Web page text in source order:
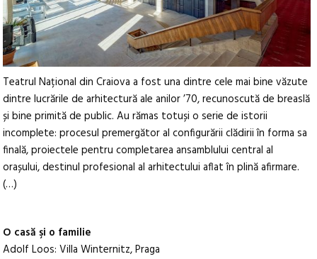
Teatrul Național din Craiova a fost una dintre cele mai bine văzute
dintre lucrările de arhitectură ale anilor ’70, recunoscută de breaslă
și bine primită de public. Au rămas totuși o serie de istorii
incomplete: procesul premergător al configurării clădirii în forma sa
finală, proiectele pentru completarea ansamblului central al
orașului, destinul profesional al arhitectului aflat în plină afirmare.
(…)
O casă şi o familie
Adolf Loos: Villa Winternitz, Praga